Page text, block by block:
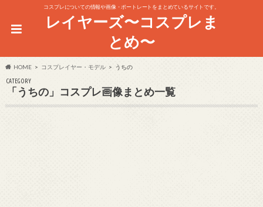
コスプレについての情報や画像・ポートレートをまとめているサイトです。
レイヤーズ〜コスプレま
とめ〜
HOME コスプレイヤー・モデル うちの
CATEGORY
「うちの」コスプレ画像まとめ一覧